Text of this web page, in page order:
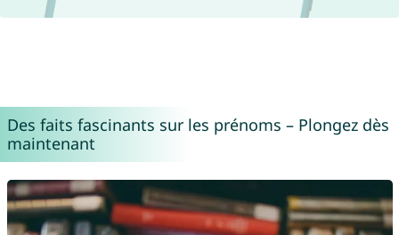
Des faits fascinants sur les prénoms – Plongez dès
maintenant